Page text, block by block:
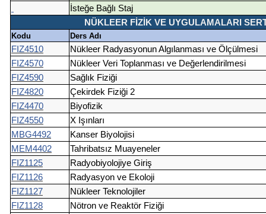
İsteğe Bağlı Staj
NÜKLEER FİZİK VE UYGULAMALARI
Kodu Ders Adı
FIZ4510
Nükleer Radyasyonun Algılanması ve Ölçülmesi
FIZ4570
Nükleer Veri Toplanması ve Değerlendirilmesi
FIZ4590
Sağlık Fiziği
FIZ4820
Çekirdek Fiziği 2
FIZ4470
Biyofizik
FIZ4550
X Işınları
MBG4492
Kanser Biyolojisi
MEM4402
Tahribatsız Muayeneler
FIZ1125
Radyobiyolojiye Giriş
FIZ1126
Radyasyon ve Ekoloji
FIZ1127
Nükleer Teknolojiler
FIZ1128
Nötron ve Reaktör Fiziği